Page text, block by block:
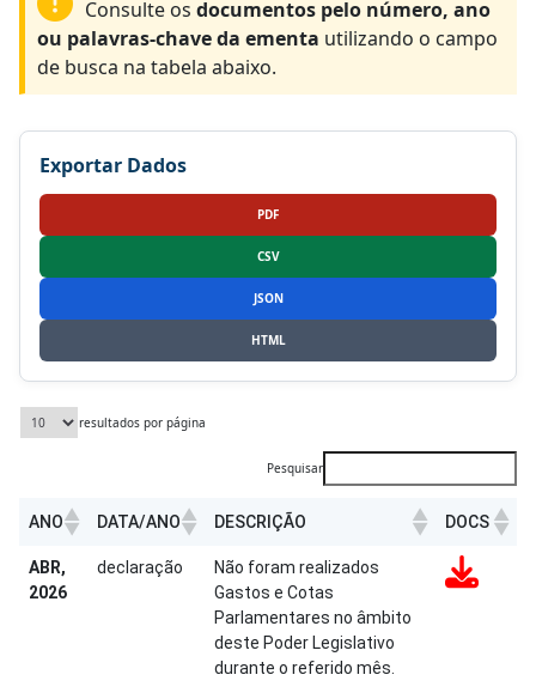
Consulte os documentos pelo número, ano
ou palavras-chave da ementa utilizando o campo
de busca na tabela abaixo.
Exportar Dados
PDF
CSV
JSON
HTML
resultados por página
Pesquisar
ANO DATA/ANO DESCRIÇÃO DOCS
ABR,
2026
declaração
Não foram realizados
Gastos e Cotas
Parlamentares no âmbito
deste Poder Legislativo
durante o referido mês.